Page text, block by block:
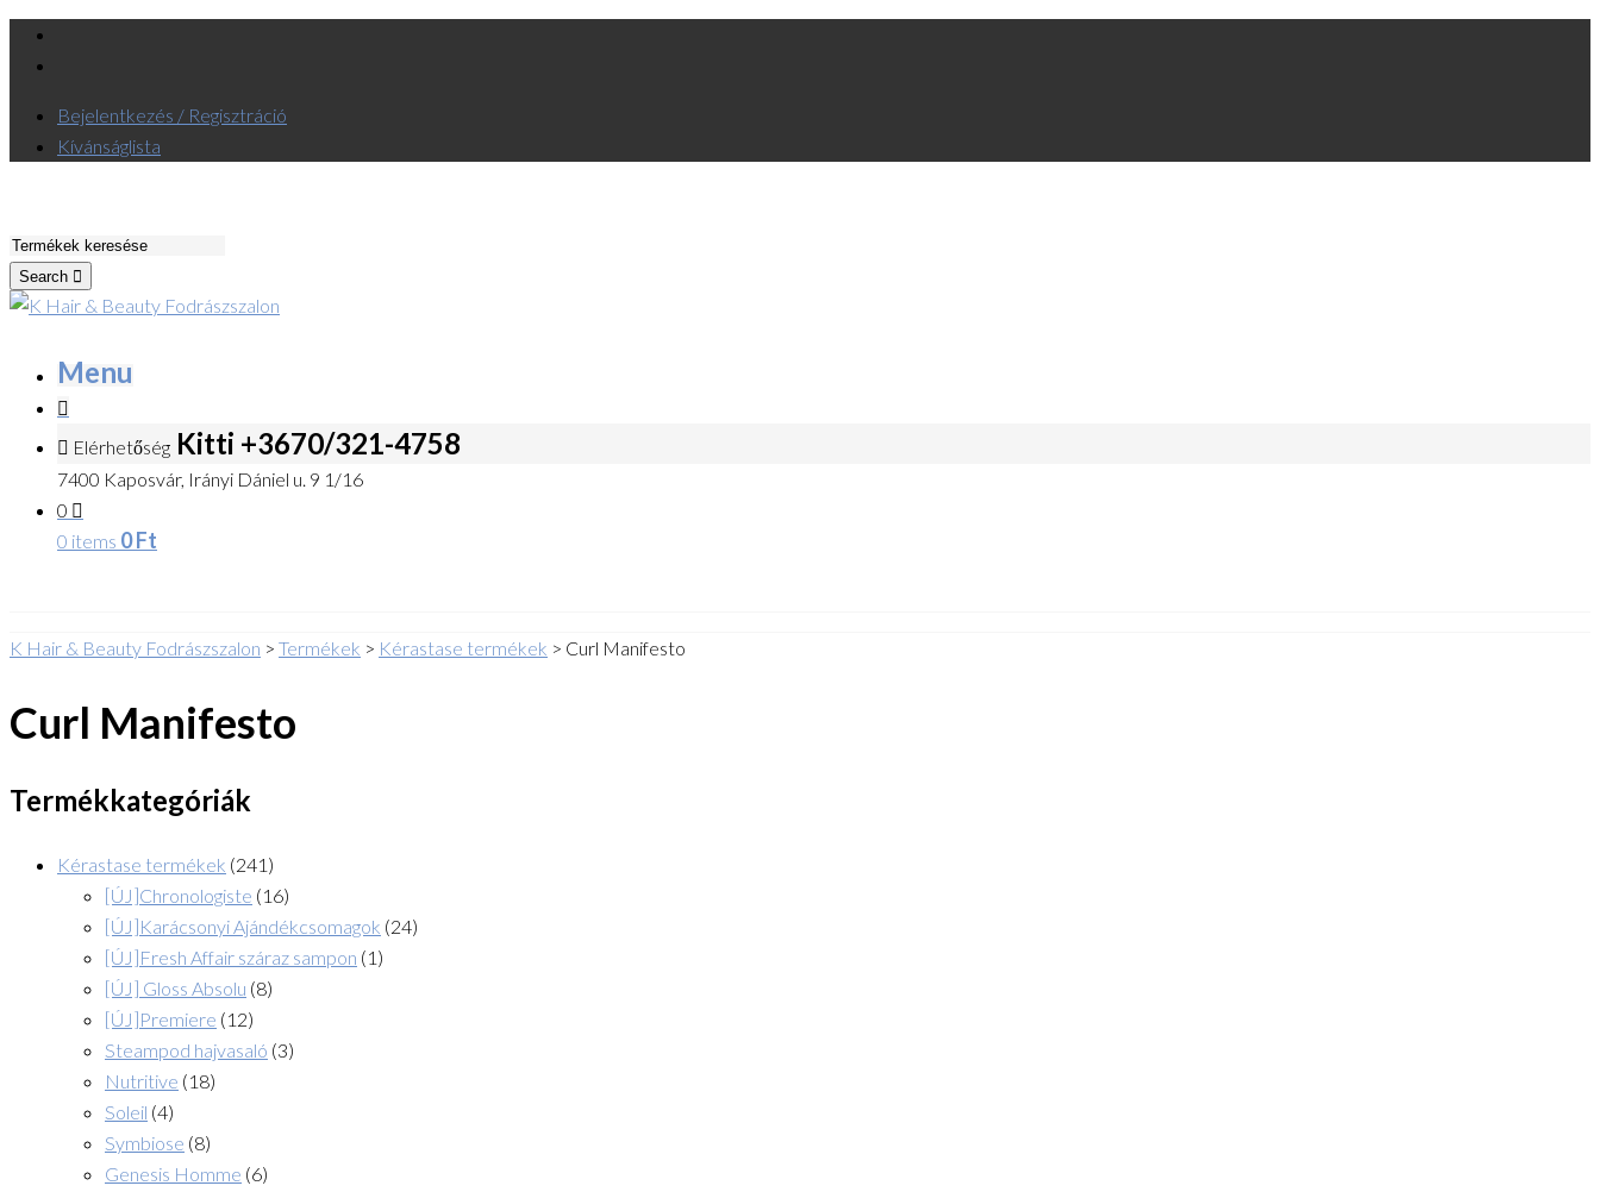
Bejelentkezés / Regisztráció
Kívánságlista
Search
Menu
Elérhetőség Kitti +3670/321-4758
7400 Kaposvár, Irányi Dániel u. 9 1/16
0
0 items 0Ft
K Hair & Beauty Fodrászszalon > Termékek > Kérastase termékek > Curl Manifesto
Curl Manifesto
Termékkategóriák
Kérastase termékek (241)
[ÚJ]Chronologiste (16)
[ÚJ]Karácsonyi Ajándékcsomagok (24)
[ÚJ]Fresh Affair száraz sampon (1)
[ÚJ] Gloss Absolu (8)
[ÚJ]Premiere (12)
Steampod hajvasaló (3)
Nutritive (18)
Soleil (4)
Symbiose (8)
Genesis Homme (6)